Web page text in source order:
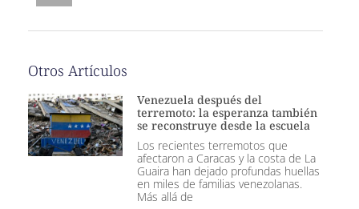
Otros Artículos
Venezuela después del
terremoto: la esperanza también
se reconstruye desde la escuela
Los recientes terremotos que
afectaron a Caracas y la costa de La
Guaira han dejado profundas huellas
en miles de familias venezolanas.
Más allá de